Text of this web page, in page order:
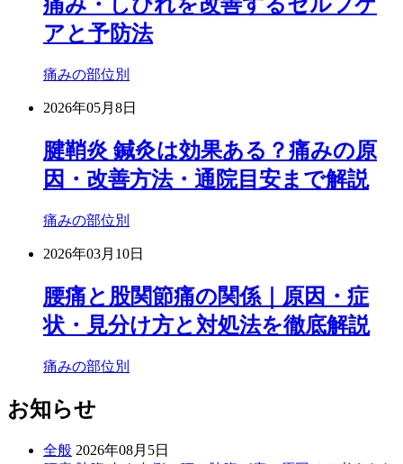
痛み・しびれを改善するセルフケ
アと予防法
痛みの部位別
2026年05月8日
腱鞘炎 鍼灸は効果ある？痛みの原
因・改善方法・通院目安まで解説
痛みの部位別
2026年03月10日
腰痛と股関節痛の関係｜原因・症
状・見分け方と対処法を徹底解説
痛みの部位別
お知らせ
全般 2026年08月5日